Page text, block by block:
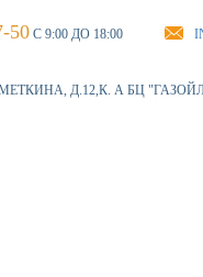
50 С 9:00 ДО 18:00
Д.12,К. А БЦ